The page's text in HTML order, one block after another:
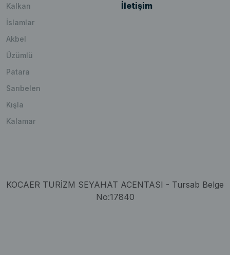
Kalkan
İslamlar
Akbel
Üzümlü
Patara
Sarıbelen
Kışla
Kalamar
İletişim
KOCAER TURİZM SEYAHAT ACENTASI - Tursab Belge
No:17840